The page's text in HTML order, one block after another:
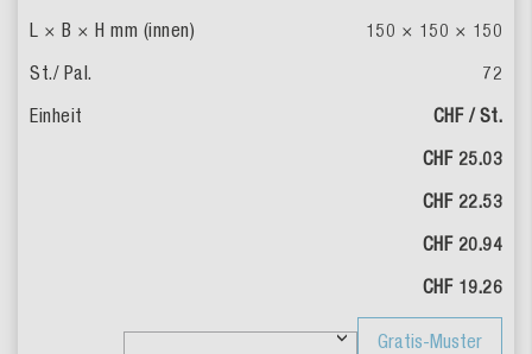
150 × 150 × 150
72
CHF / St.
CHF 25.03
CHF 22.53
CHF 20.94
CHF 19.26
Gratis-Muster